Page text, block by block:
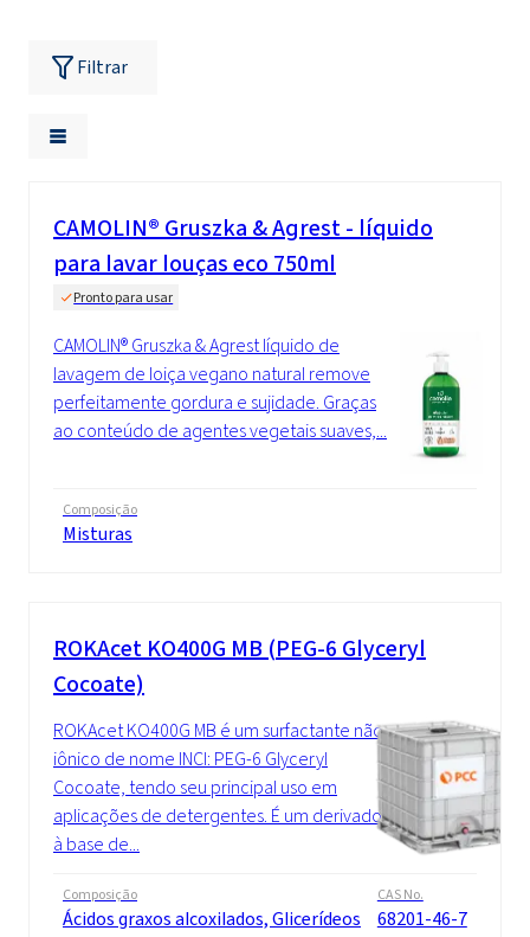
Filtrar
CAMOLIN® Gruszka & Agrest - líquido
para lavar louças eco 750ml
Pronto para usar
CAMOLIN® Gruszka & Agrest líquido de
lavagem de loiça vegano natural remove
perfeitamente gordura e sujidade. Graças
ao conteúdo de agentes vegetais suaves,...
Composição
Misturas
ROKAcet KO400G MB (PEG-6 Glyceryl
Cocoate)
ROKAcet KO400G MB é um surfactante não
iônico de nome INCI: PEG-6 Glyceryl
Cocoate, tendo seu principal uso em
aplicações de detergentes. É um derivado
à base de...
Composição
Ácidos graxos alcoxilados, Glicerídeos
CAS No.
68201-46-7